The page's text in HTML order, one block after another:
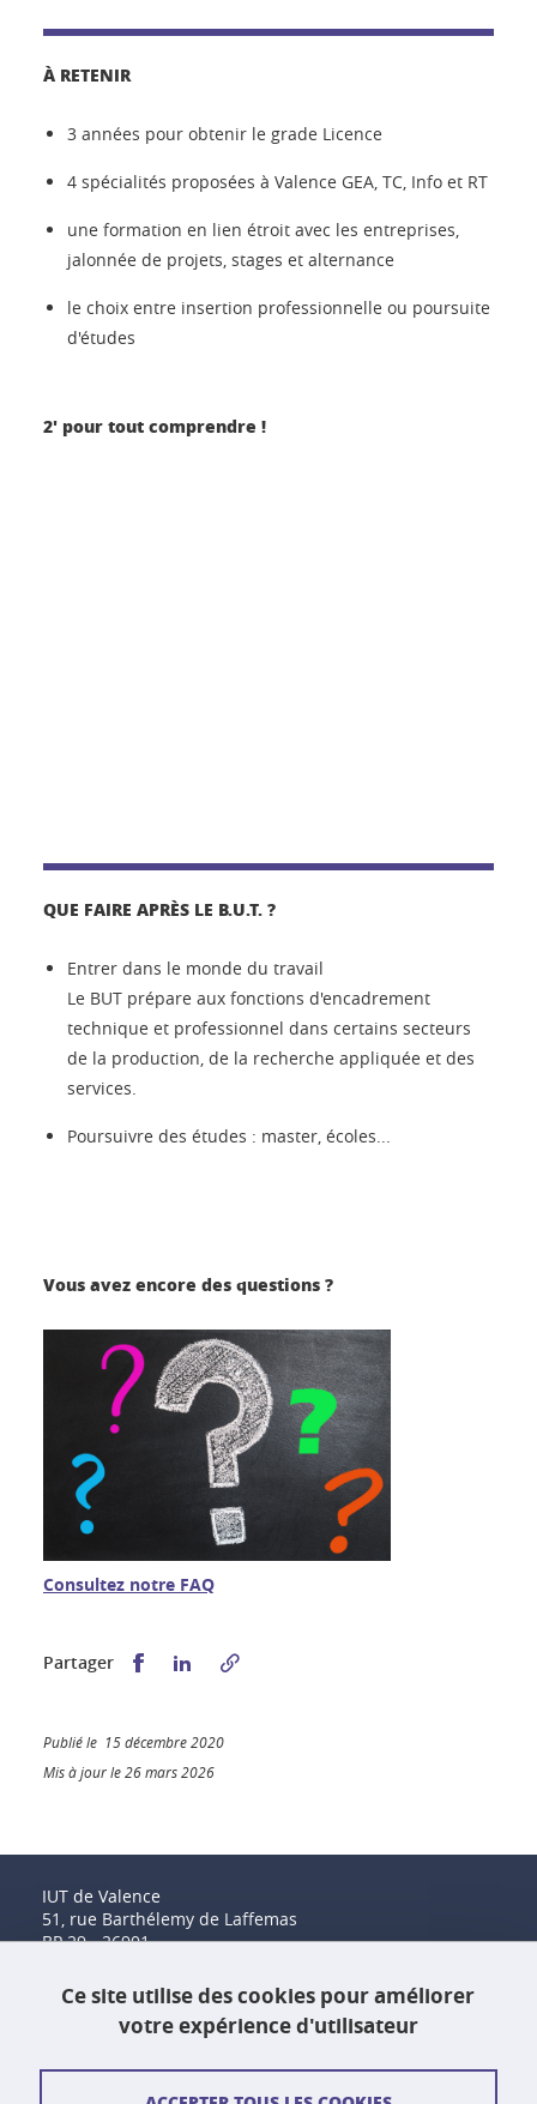
À RETENIR
3 années pour obtenir le grade Licence
4 spécialités proposées à Valence GEA, TC, Info et RT
une formation en lien étroit avec les entreprises,
jalonnée de projets, stages et alternance
le choix entre insertion professionnelle ou poursuite
d'études
2' pour tout comprendre !
QUE FAIRE APRÈS LE B.U.T. ?
Entrer dans le monde du travail
Le BUT prépare aux fonctions d'encadrement
technique et professionnel dans certains secteurs
de la production, de la recherche appliquée et des
services.
Poursuivre des études : master, écoles...
Vous avez encore des questions ?
Consultez notre FAQ
Partager Partager sur Facebook
Partager sur LinkedIn
Publié le 15 décembre 2020
Mis à jour le 26 mars 2026
IUT de Valence
51, rue Barthélemy de Laffemas
BP 29 - 26901
Tél. : 04 75 41 88 00
Fax : 04 75 41 88 44
Contact et plan d'accès
Ce site utilise des cookies pour améliorer
votre expérience d'utilisateur